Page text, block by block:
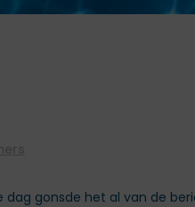
dag gonsde het al van de